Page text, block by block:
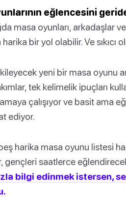
eğlencesini
masa oyunları, arkadaşlar
bir yol olabilir. Ve sıkıcı
yeni bir masa oyunu
tek kelimelik ipuçları
çalışıyor ve basit ama
ediyor.
harika masa oyunu listesi
gençleri saatlerce
bilgi edinmek istersen,